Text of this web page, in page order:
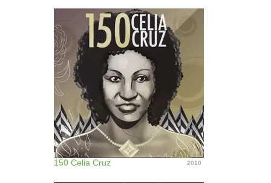
150 Celia Cruz 2010